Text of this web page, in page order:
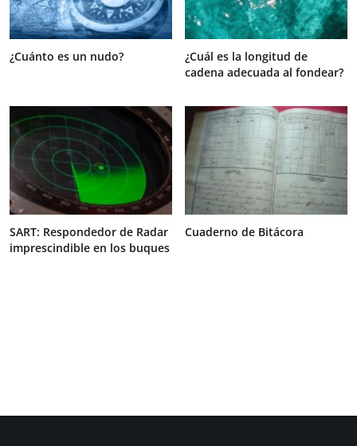
¿Cuánto es un nudo?
¿Cuál es la longitud de
cadena adecuada al fondear?
SART: Respondedor de Radar
imprescindible en los buques
Cuaderno de Bitácora